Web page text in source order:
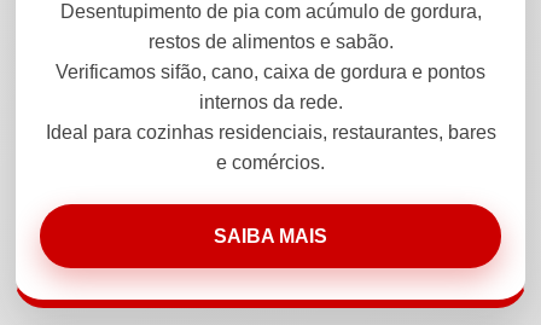
Desentupimento de pia com acúmulo de gordura,
restos de alimentos e sabão.
Verificamos sifão, cano, caixa de gordura e pontos
internos da rede.
Ideal para cozinhas residenciais, restaurantes, bares
e comércios.
SAIBA MAIS